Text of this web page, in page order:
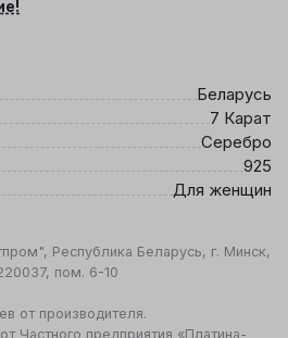
Беларусь
7 Карат
Серебро
925
Для женщин
Республика Беларусь, г. Минск,
пом. 6-10
от производителя.
от Частного предприятия «Платина-